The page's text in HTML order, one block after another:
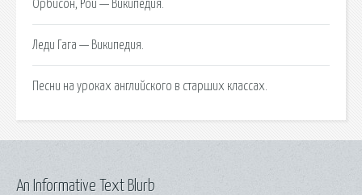
Орбисон, Рой — Википедия.
Леди Гага — Википедия.
Песни на уроках английского в старших классах.
An Informative Text Blurb